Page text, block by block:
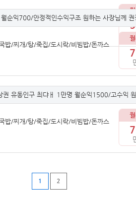
순익700/안정적인수익구조 원하는 사장님께 권
밥/찌개/탕/죽집/도시락/비빔밥/돈까스
유동인구 최댜ㅐ 1만명 월순익1500/고수익
밥/찌개/탕/죽집/도시락/비빔밥/돈까스
1 2